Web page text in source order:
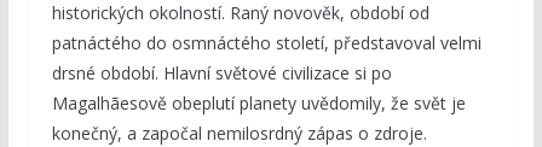
historických okolností. Raný novověk, období od
patnáctého do osmnáctého století, představoval velmi
drsné období. Hlavní světové civilizace si po
Magalhãesově obeplutí planety uvědomily, že svět je
konečný, a započal nemilosrdný zápas o zdroje.